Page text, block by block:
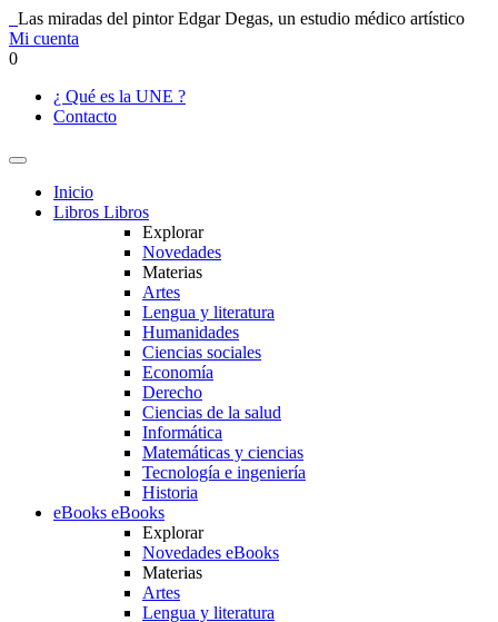
Las miradas del pintor Edgar Degas, un estudio médico artístico
Mi cuenta
0
¿ Qué es la UNE ?
Contacto
Inicio
Libros Libros
Explorar
Novedades
Materias
Artes
Lengua y literatura
Humanidades
Ciencias sociales
Economía
Derecho
Ciencias de la salud
Informática
Matemáticas y ciencias
Tecnología e ingeniería
Historia
eBooks eBooks
Explorar
Novedades eBooks
Materias
Artes
Lengua y literatura